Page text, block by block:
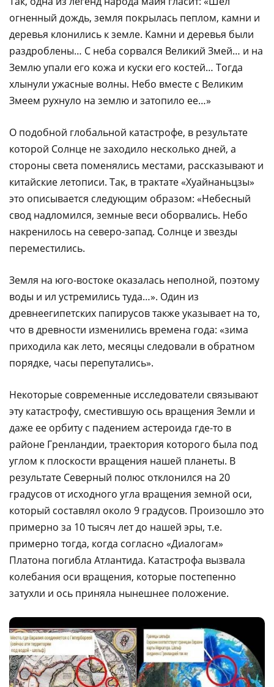
огненный дождь, земля покрылась пеплом, камни и
деревья клонились к земле. Камни и деревья были
раздроблены… С неба сорвался Великий Змей… и на
Землю упали его кожа и куски его костей… Тогда
хлынули ужасные волны. Небо вместе с Великим
Змеем рухнуло на землю и затопило ее…»
О подобной глобальной катастрофе, в результате
которой Солнце не заходило несколько дней, а
стороны света поменялись местами, рассказывают и
китайские летописи. Так, в трактате «Хуайнаньцзы»
это описывается следующим образом: «Небесный
свод надломился, земные веси оборвались. Небо
накренилось на северо-запад. Солнце и звезды
переместились.
Земля на юго-востоке оказалась неполной, поэтому
воды и ил устремились туда…». Один из
древнеегипетских папирусов также указывает на то,
что в древности изменились времена года: «зима
приходила как лето, месяцы следовали в обратном
порядке, часы перепутались».
Некоторые современные исследователи связывают
эту катастрофу, сместившую ось вращения Земли и
даже ее орбиту с падением астероида где-то в
районе Гренландии, траектория которого была под
углом к плоскости вращения нашей планеты. В
результате Северный полюс отклонился на 20
градусов от исходного угла вращения земной оси,
который составлял около 9 градусов. Произошло это
примерно за 10 тысяч лет до нашей эры, т.е.
примерно тогда, когда согласно «Диалогам»
Платона погибла Атлантида. Катастрофа вызвала
колебания оси вращения, которые постепенно
затухли и ось приняла нынешнее положение.